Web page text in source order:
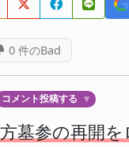
0 件のBad
コメント投稿する ▼
墓参の再開を